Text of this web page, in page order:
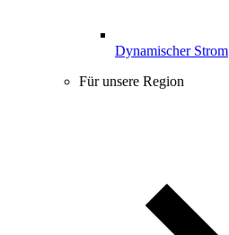
Dynamischer Strom
Für unsere Region